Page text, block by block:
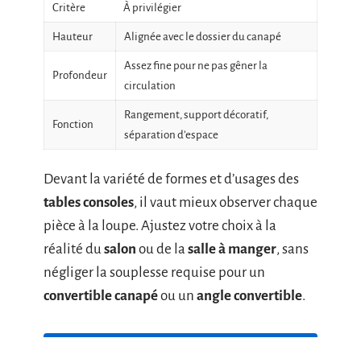
Critère À privilégier
Hauteur Alignée avec le dossier du canapé
Profondeur
Assez fine pour ne pas gêner la
circulation
Fonction
Rangement, support décoratif,
séparation d’espace
Devant la variété de formes et d’usages des
tables consoles, il vaut mieux observer chaque
pièce à la loupe. Ajustez votre choix à la
réalité dusalon ou de la salle à manger, sans
négliger la souplesse requise pour un
convertible canapéou un angle convertible.